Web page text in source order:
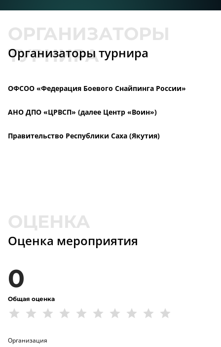
Организаторы турнира
ОФСОО «Федерация Боевого Снайпинга России»
АНО ДПО «ЦРВСП» (далее Центр «Воин»)
Правительство Республики Саха (Якутия)
Оценка мероприятия
0
Общая оценка
Организация